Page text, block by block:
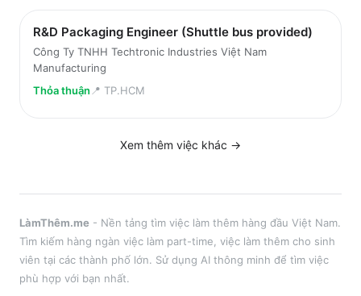
R&D Packaging Engineer (Shuttle bus provided)
Công Ty TNHH Techtronic Industries Việt Nam
Manufacturing
Thỏa thuận 📍 TP.HCM
Xem thêm việc khác →
LàmThêm.me - Nền tảng tìm việc làm thêm hàng đầu Việt Nam.
Tìm kiếm hàng ngàn việc làm part-time, việc làm thêm cho sinh
viên tại các thành phố lớn. Sử dụng AI thông minh để tìm việc
phù hợp với bạn nhất.